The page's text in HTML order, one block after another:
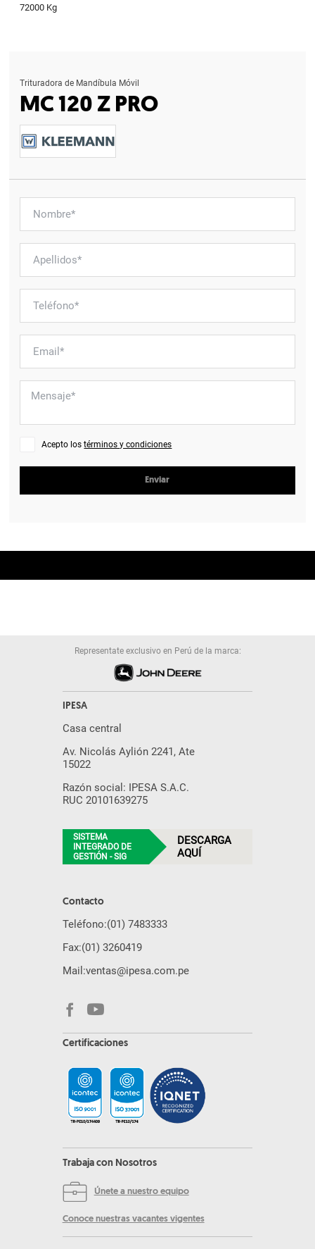
72000 Kg
Trituradora de Mandíbula Móvil
MC 120 Z PRO
Acepto lostérminos y condiciones
Enviar
Representate exclusivo en Perú de la marca:
IPESA
Casa central
Av. Nicolás Aylión 2241, Ate
15022
Razón social: IPESA S.A.C.
RUC 20101639275
SISTEMA
INTEGRADO DE
GESTIÓN - SIG
DESCARGA
AQUÍ
Contacto
Teléfono:(01) 7483333
Fax:(01) 3260419
Mail:ventas@ipesa.com.pe
Certificaciones
Trabaja con Nosotros
Únete a nuestro equipo
Conoce nuestras vacantes vigentes